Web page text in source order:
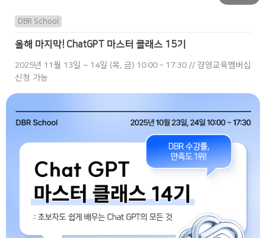
DBR School
올해 마지막! ChatGPT 마스터 클래스 15기
2025년 11월 13일 ~ 14일 (목, 금) 10:00 – 17:30 // 경영교육멤버십
신청 가능